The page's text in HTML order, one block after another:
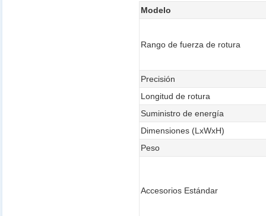
Modelo
Rango de fuerza de rotura
Precisión
Longitud de rotura
Suministro de energía
Dimensiones (LxWxH)
Peso
Accesorios Estándar